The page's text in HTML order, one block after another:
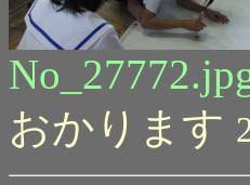
おかります